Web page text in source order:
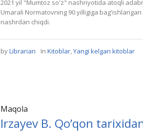
2021 yil "Mumtoz so'z" nashriyotida atoqli
Umarali Normatovning 90 yilligiga
nashrdan chiqdi.
byLibrarian In Kitoblar,Yangi kelgan kitoblar
Maqola
Irzayev B. Qo’qon